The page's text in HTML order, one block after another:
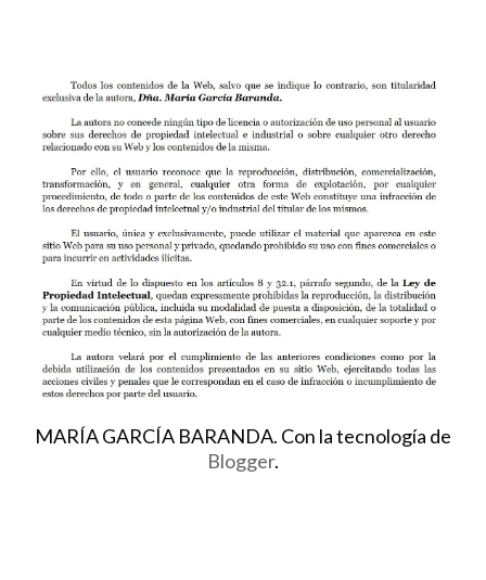
MARÍA GARCÍA BARANDA. Con la tecnología de
Blogger.